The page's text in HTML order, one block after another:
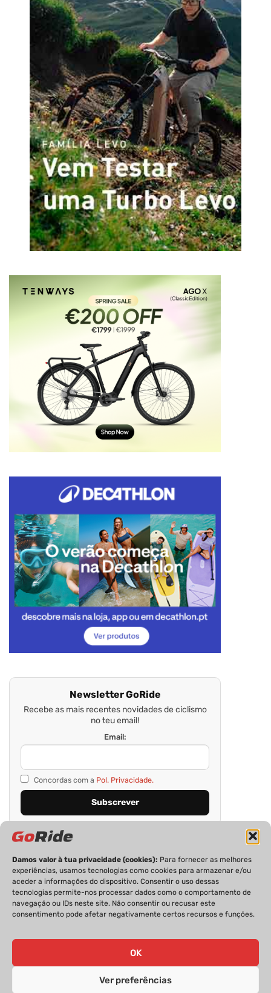
Damos valor à tua privacidade (cookies): Para fornecer as melhores
experiências, usamos tecnologias como cookies para armazenar e/ou
aceder a informações do dispositivo. Consentir o uso dessas
tecnologias permite-nos processar dados como o comportamento de
navegação ou IDs neste site. Não consentir ou recusar este
consentimento pode afetar negativamente certos recursos e funções.
OK
Ver preferências
Newsletter GoRide
Recebe as mais recentes novidades de ciclismo
no teu email!
Email:
Concordas com a Pol. Privacidade.
PRIVACIDADE FICHA TÉCNICA
ESTATUTO EDITORIAL